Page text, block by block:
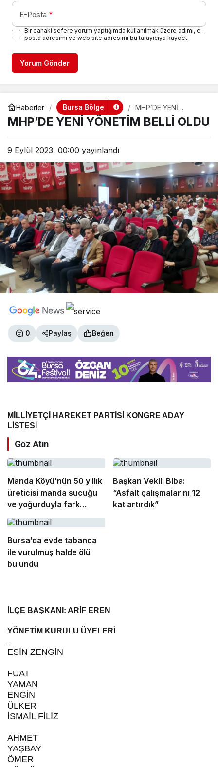
E-Posta *
Bir dahaki sefere yorum yaptığımda kullanılmak üzere adımı, e-
posta adresimi ve web site adresimi bu tarayıcıya kaydet.
Yorum Gönder
Haberler Bursa Bölge
MHP’DE YENİ
YÖNETİM BELLİ OLDU
MHP’DE YENİ YÖNETİM BELLİ OLDU
9 Eylül 2023, 00:00 yayınlandı
0 Paylaş Beğen
MİLLİYETÇİ HAREKET PARTİSİ KONGRE ADAY
LİSTESİ
Göz Atın
Manda Köyü’nün 50 yıllık
üreticisi manda sucuğu
ve yoğurduyla fark
oluşturdu
Başkan Vekili Biba:
“Asfalt çalışmalarını 12
kat artırdık”
Bursa’da evde tabanca
ile vurulmuş halde ölü
bulundu
İLÇE BAŞKANI: ARİF EREN
YÖNETİM KURULU ÜYELERİ
ESİN ZENGİN
FUAT
YAMAN
ENGİN
ÜLKER
İSMAİL FİLİZ
AHMET
YAŞBAY
ÖMER